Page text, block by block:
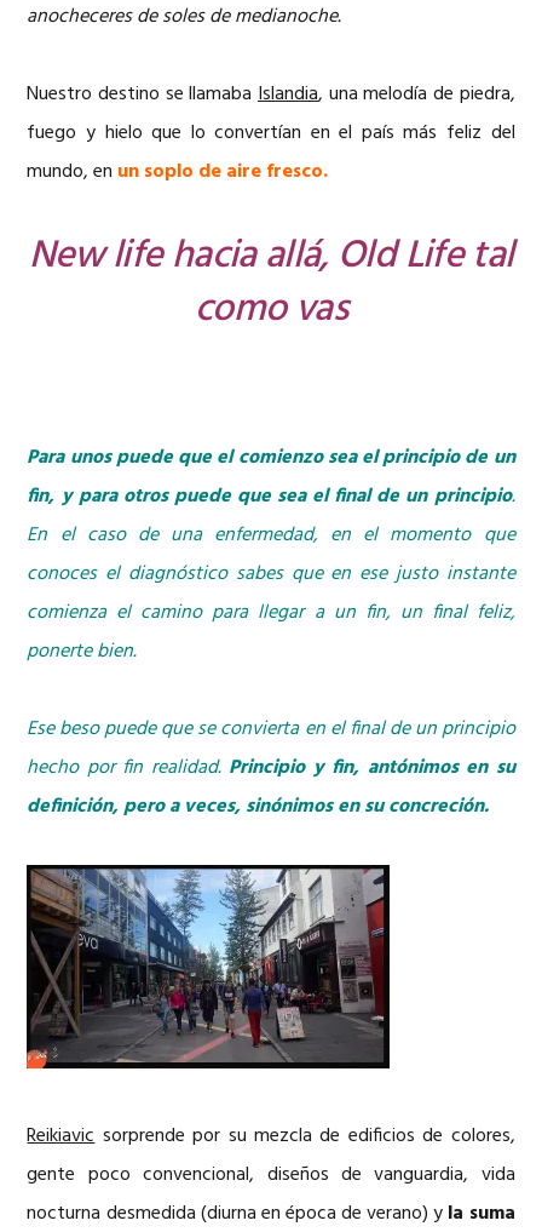
anocheceres de soles de medianoche.
Nuestro destino se llamaba Islandia, una melodía de piedra,
fuego y hielo que lo convertían en el país más feliz del
mundo, en un soplo de aire fresco.
New life hacia allá, Old Life tal
como vas
Para unos puede que el comienzo sea el principio de un
fin, y para otros puede que sea el final de un principio.
En el caso de una enfermedad, en el momento que
conoces el diagnóstico sabes que en ese justo instante
comienza el camino para llegar a un fin, un final feliz,
ponerte bien.
Ese beso puede que se convierta en el final de un principio
hecho por fin realidad. Principio y fin, antónimos en su
definición, pero a veces, sinónimos en su concreción.
Reikiavicsorprende por su mezcla de edificios de colores,
gente poco convencional, diseños de vanguardia, vida
nocturna desmedida (diurna en época de verano) yla suma